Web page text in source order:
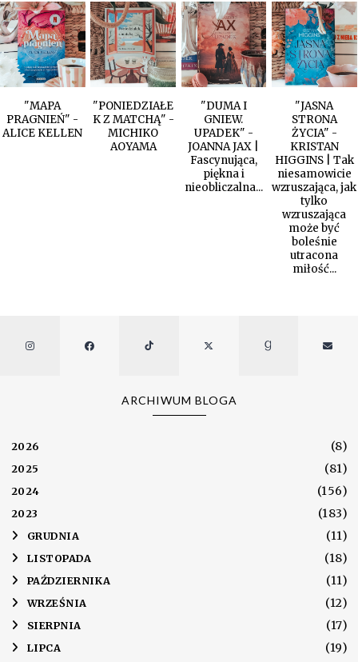
"MAPA
PRAGNIEŃ" -
ALICE KELLEN
"PONIEDZIAŁE
K Z MATCHĄ" -
MICHIKO
AOYAMA
"DUMA I
GNIEW.
UPADEK" -
JOANNA JAX |
Fascynująca,
piękna i
nieobliczalna...
"JASNA
STRONA
ŻYCIA" -
KRISTAN
HIGGINS | Tak
niesamowicie
wzruszająca, jak
tylko
wzruszająca
może być
boleśnie
utracona
miłość...
ARCHIWUM BLOGA
2026 (8)
2025 (81)
2024 (156)
2023 (183)
► GRUDNIA (11)
► LISTOPADA (18)
► PAŹDZIERNIKA (11)
► WRZEŚNIA (12)
► SIERPNIA (17)
► LIPCA (19)